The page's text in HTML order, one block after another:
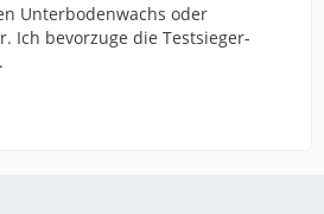
Unterbodenwachs oder
Ich bevorzuge die Testsieger-